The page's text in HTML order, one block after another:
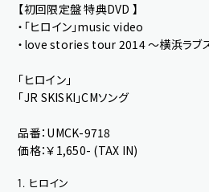
fc news
movie&radio
lyrics search
【初回限定盤 特典DVD 】
・「ヒロイン」music video
・love stories tour 2014 〜横浜ラブ
「ヒロイン」
「JR SKISKI」CMソング
品番：UMCK-9718
価格：￥1,650- (TAX IN)
1. ヒロイン